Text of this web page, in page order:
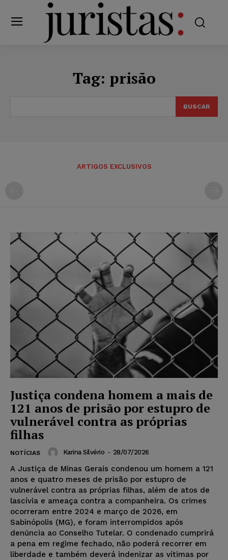
Tag: prisão
BUSCAR
ARTIGOS EXCLUSIVOS
Justiça condena homem a mais de
121 anos de prisão por estupro de
vulnerável contra as próprias
filhas
NOTÍCIAS Karina Silvério - 28/07/2026
A Justiça de Minas Gerais condenou um homem a 121
anos e quatro meses de prisão por estupro de
vulnerável contra as próprias filhas, além de atos de
lascívia e ameaça contra a companheira. Os crimes
ocorreram entre 2024 e março de 2026, em
Sabinópolis (MG), e foram interrompidos após
denúncia ao Conselho Tutelar. O condenado cumprirá
a pena em regime fechado, não poderá recorrer em
liberdade e também deverá indenizar as vítimas por